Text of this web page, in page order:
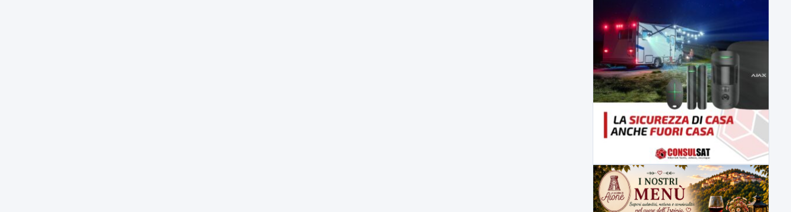
Av Calcio, Manzi alla Scafatese.
Insigne conteso da Spezia e
Catania
Avellino Calcio, per quanto riguarda il
terzino Simone Cinquegrano si...